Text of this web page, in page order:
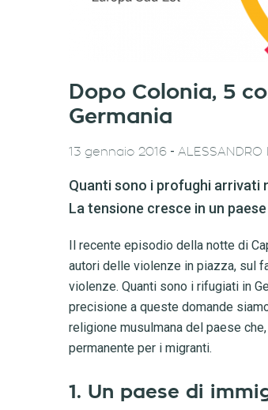
Dopo Colonia, 5
Germania
13 gennaio 2016 - ALESSANDRO
Quanti sono i profughi arrivati
La tensione cresce in un
Il recente episodio della notte di
autori delle violenze in piazza, sul
violenze. Quanti sono i rifugiati in
precisione a queste domande
religione musulmana del paese che,
permanente per i migranti.
1. Un paese di